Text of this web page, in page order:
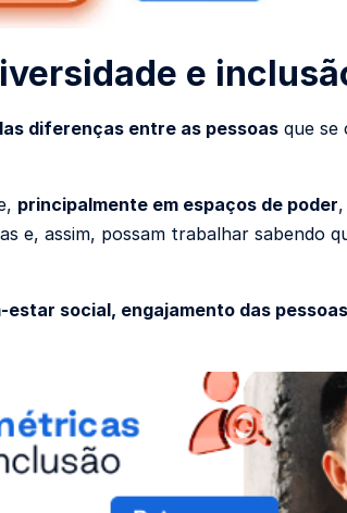
e
diferenças entre as pessoas que se
principalmente em espaços de poder
e, assim, possam trabalhar sabendo
estar social, engajamento das